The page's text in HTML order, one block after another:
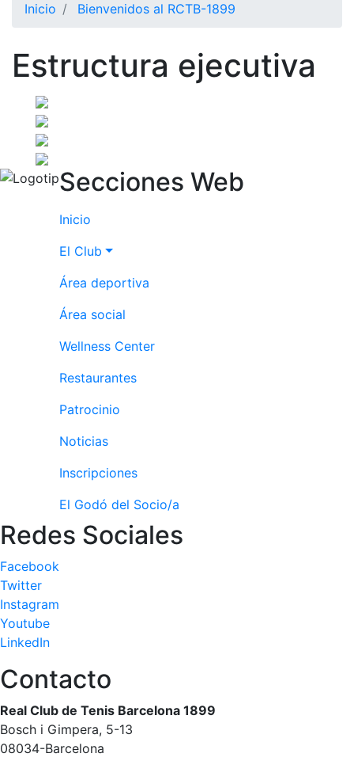
Historia
Cronología
Comisiones y comités
Servicios
Instalaciones
Preguntas Frecuentes (FAQs)
Tenis
Palmarés equipos
Leyendas
Jugadores profesionales
Campeonato Social de Tenis
Cuadros de Juego
Fotos
Normativa
Pádel
Inicio Bienvenidos al RCTB-1899
Estructura ejecutiva
Secciones Web
Inicio
El Club
Área deportiva
Área social
Wellness Center
Restaurantes
Patrocinio
Noticias
Inscripciones
El Godó del Socio/a
Redes Sociales
Facebook
Twitter
Instagram
Youtube
LinkedIn
Contacto
Real Club de Tenis Barcelona 1899
Bosch i Gimpera, 5-13
08034-Barcelona